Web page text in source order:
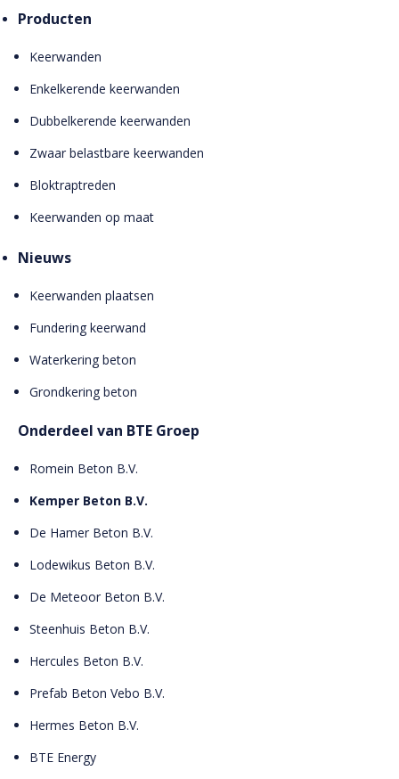
Producten
Keerwanden
Enkelkerende keerwanden
Dubbelkerende keerwanden
Zwaar belastbare keerwanden
Bloktraptreden
Keerwanden op maat
Nieuws
Keerwanden plaatsen
Fundering keerwand
Waterkering beton
Grondkering beton
Onderdeel van BTE Groep
Romein Beton B.V.
Kemper Beton B.V.
De Hamer Beton B.V.
Lodewikus Beton B.V.
De Meteoor Beton B.V.
Steenhuis Beton B.V.
Hercules Beton B.V.
Prefab Beton Vebo B.V.
Hermes Beton B.V.
BTE Energy